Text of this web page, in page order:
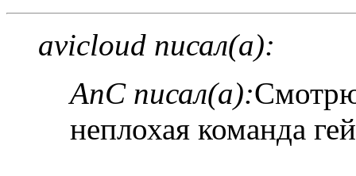
avicloud писал(а):
AnC писал(а):
неплохая команда